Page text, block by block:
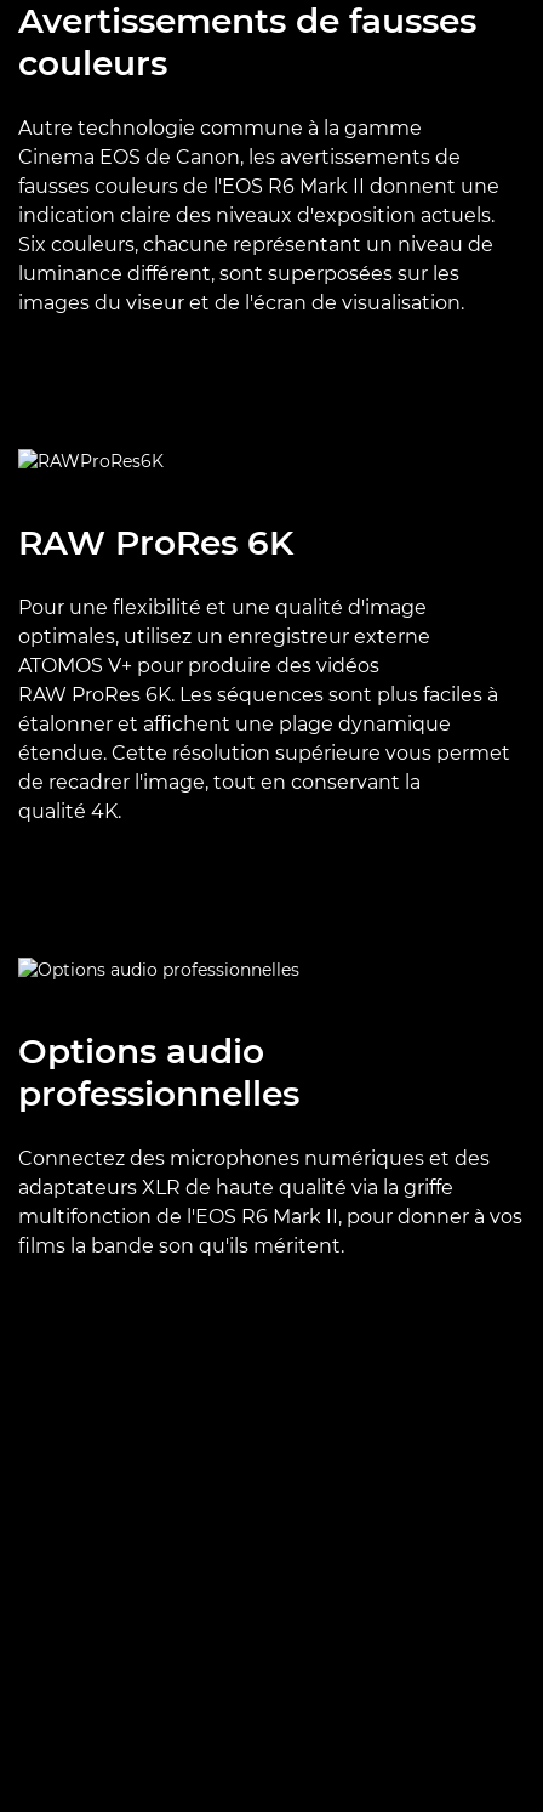
Avertissements de fausses
couleurs
Autre technologie commune à la gamme
Cinema EOS de Canon, les avertissements de
fausses couleurs de l'EOS R6 Mark II donnent une
indication claire des niveaux d'exposition actuels.
Six couleurs, chacune représentant un niveau de
luminance différent, sont superposées sur les
images du viseur et de l'écran de visualisation.
RAW ProRes 6K
Pour une flexibilité et une qualité d'image
optimales, utilisez un enregistreur externe
ATOMOS V+ pour produire des vidéos
RAW ProRes 6K. Les séquences sont plus faciles à
étalonner et affichent une plage dynamique
étendue. Cette résolution supérieure vous permet
de recadrer l'image, tout en conservant la
qualité 4K.
Options audio
professionnelles
Connectez des microphones numériques et des
adaptateurs XLR de haute qualité via la griffe
multifonction de l'EOS R6 Mark II, pour donner à vos
films la bande son qu'ils méritent.